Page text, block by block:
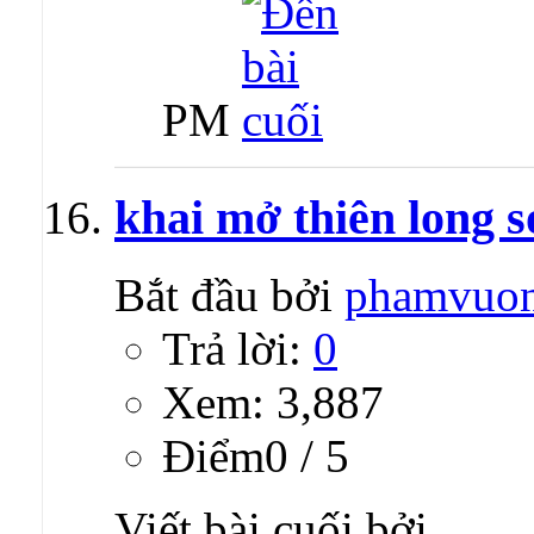
PM
khai mở thiên long
Bắt đầu bởi
Trả lời: 0
Xem: 3,887
Ðiểm0 / 5